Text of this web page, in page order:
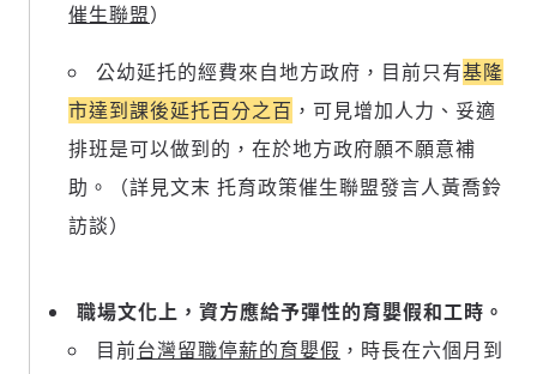
催生聯盟）
公幼延托的經費來自地方政府，目前只有基隆
市達到課後延托百分之百 ，可見增加人力、妥適
排班是可以做到的，在於地方政府願不願意補
助。（詳見文末 托育政策催生聯盟發言人黃喬鈴
訪談）
職場文化上，資方應給予彈性的育嬰假和工時。
目前台灣留職停薪的育嬰假 ，時長在六個月到